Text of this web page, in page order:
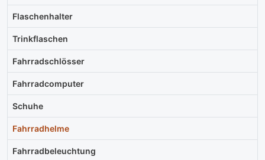
Flaschenhalter
Trinkflaschen
Fahrradschlösser
Fahrradcomputer
Schuhe
Fahrradhelme
Fahrradbeleuchtung